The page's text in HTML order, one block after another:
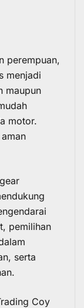
perempuan,
menjadi
maupun
motor.
pemilihan
serta
Coy